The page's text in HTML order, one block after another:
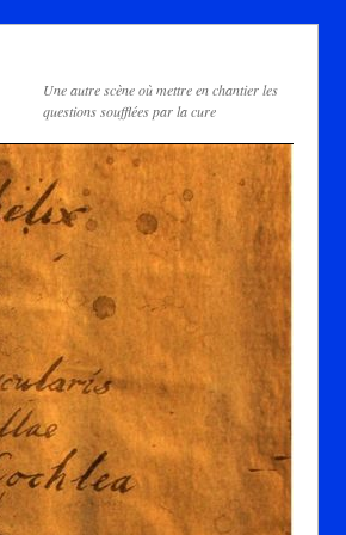
Une autre scène où mettre en chantier les
questions soufflées par la cure